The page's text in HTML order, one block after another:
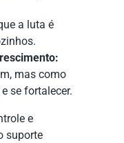
a luta é
mas como
se fortalecer.
e
suporte